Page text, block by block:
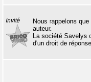
Invité
Nous rappelons
auteur.
La société Savelys
d'un droit de